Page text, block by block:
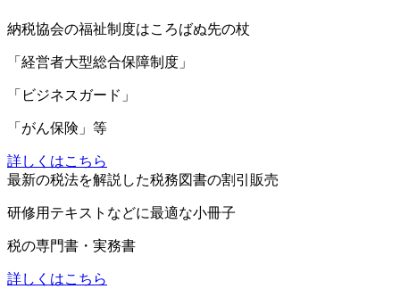
納税協会の福祉制度はころばぬ先の杖
「経営者大型総合保障制度」
「ビジネスガード」
「がん保険」等
詳しくはこちら
最新の税法を解説した税務図書の割引販売
研修用テキストなどに最適な小冊子
税の専門書・実務書
詳しくはこちら